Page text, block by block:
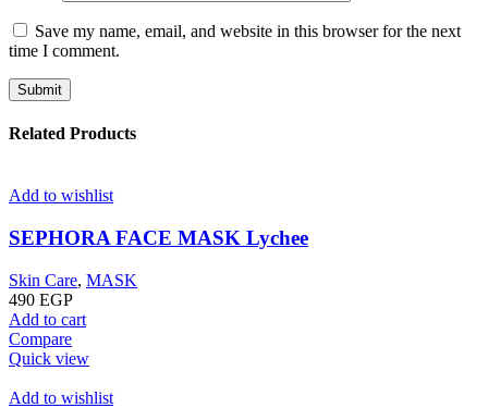
Save my name, email, and website in this browser for the next
time I comment.
Related Products
Add to wishlist
SEPHORA FACE MASK Lychee
Skin Care, MASK
490 EGP
Add to cart
Compare
Quick view
Add to wishlist